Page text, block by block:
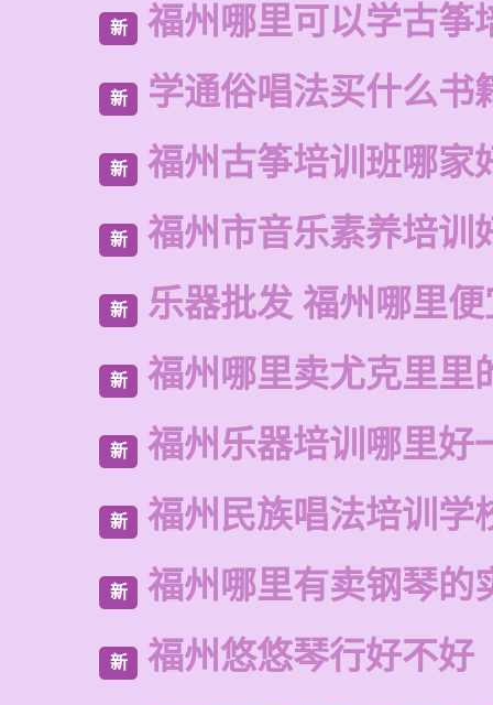
新 福州哪里可以学古筝
新 学通俗唱法买什么书
新 福州古筝培训班哪家
新 福州市音乐素养培训
新 乐器批发 福州哪里
新 福州哪里卖尤克里里
新 福州乐器培训哪里好
新 福州民族唱法培训学
新 福州哪里有卖钢琴的
新 福州悠悠琴行好不好